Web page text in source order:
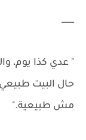
___
" عدي كذا يوم،
حال البيت
مش طبيعية."